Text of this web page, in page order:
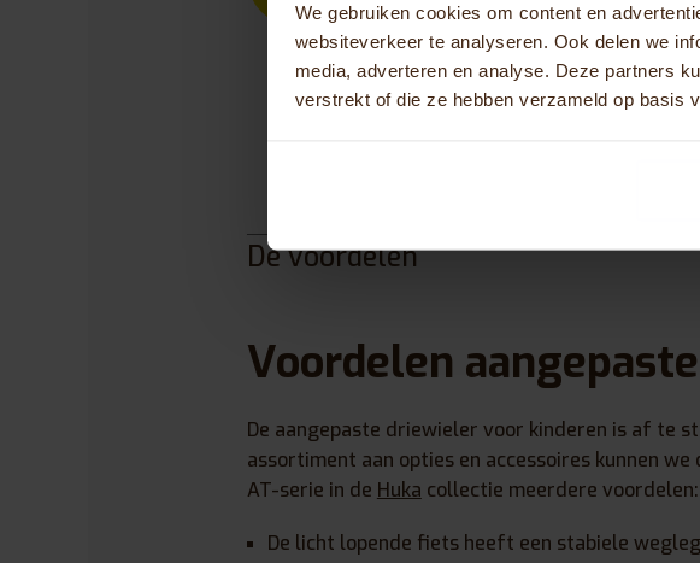
We gebruiken cookies om content en
websiteverkeer te analyseren. Ook delen we
media, adverteren en analyse. Deze partners
verstrekt of die ze hebben verzameld op basis
voorvork kies je voor kwaliteit en
betrouwbaarheid. Huka staat voor
duurzaamheid en zekerheid.
De voordelen
Voordelen
De aangepaste driewieler voor kinderen is af te
assortiment aan opties en accessoires kunnen
AT-serie in de Huka collectie meerdere voordelen:
De licht lopende fiets heeft een stabiele